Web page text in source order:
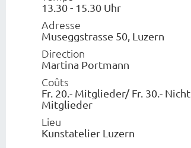
13.30 - 15.30 Uhr
Adresse
Museggstrasse 50, Luzern
Direction
Martina Portmann
Coûts
Fr. 20.- Mitglieder/ Fr. 30.- Nicht
Mitglieder
Lieu
Kunstatelier Luzern